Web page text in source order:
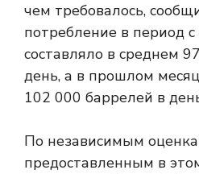
чем требовалось,
потребление в период
составляло в среднем
день, а в прошлом
102 000 баррелей в
По независимым
предоставленным в